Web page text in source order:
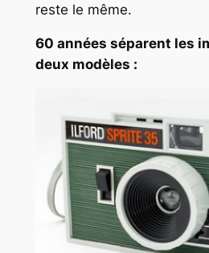
reste le même.
60 années séparent les
deux modèles :